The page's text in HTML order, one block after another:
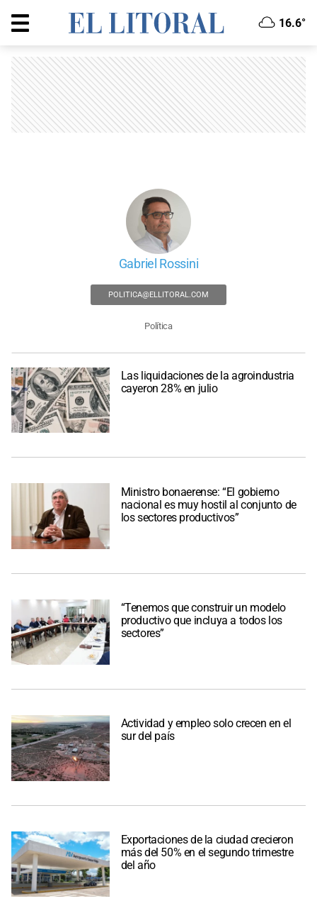
16.6°
Gabriel Rossini
POLITICA@ELLITORAL.COM
Política
Las liquidaciones de la agroindustria
cayeron 28% en julio
Ministro bonaerense: “El gobierno
nacional es muy hostil al conjunto de
los sectores productivos”
“Tenemos que construir un modelo
productivo que incluya a todos los
sectores”
Actividad y empleo solo crecen en el
sur del país
Exportaciones de la ciudad crecieron
más del 50% en el segundo trimestre
del año